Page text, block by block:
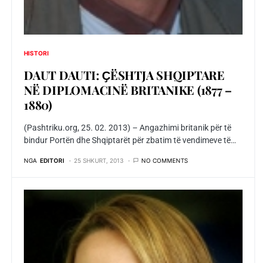
HISTORI
DAUT DAUTI: ҪËSHTJA SHQIPTARE
NË DIPLOMACINË BRITANIKE (1877 –
1880)
(Pashtriku.org, 25. 02. 2013) – Angazhimi britanik për të
bindur Portën dhe Shqiptarët për zbatim të vendimeve të…
NGA EDITORI 25 SHKURT, 2013 NO COMMENTS